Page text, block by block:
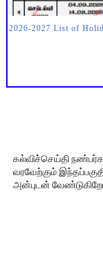
2026-2027 List of
கல்விச்செய்தி
வரவேற்கும்
அன்புடன்